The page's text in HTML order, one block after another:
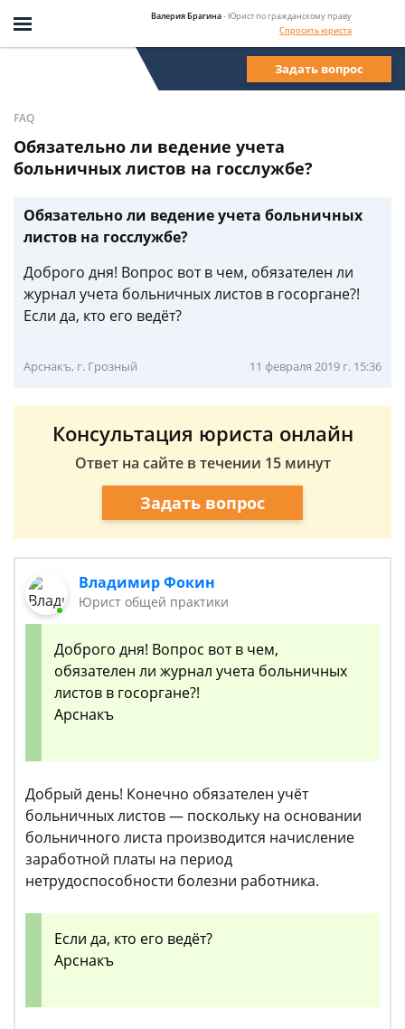
Валерия Брагина- Юрист по гражданскому праву
Спросить юриста
Задать вопрос
FAQ
Обязательно ли ведение учета
больничных листов на госслужбе?
Обязательно ли ведение учета больничных
листов на госслужбе?
Доброго дня! Вопрос вот в чем, обязателен ли
журнал учета больничных листов в госоргане?!
Если да, кто его ведёт?
Арснакъ, г. Грозный 11 февраля 2019 г. 15:36
Консультация юриста онлайн
Ответ на сайте в течении 15 минут
Задать вопрос
Владимир Фокин
Юрист общей практики
Доброго дня! Вопрос вот в чем,
обязателен ли журнал учета больничных
листов в госоргане?!
Арснакъ
Добрый день! Конечно обязателен учёт
больничных листов — поскольку на основании
больничного листа производится начисление
заработной платы на период
нетрудоспособности болезни работника.
Если да, кто его ведёт?
Арснакъ